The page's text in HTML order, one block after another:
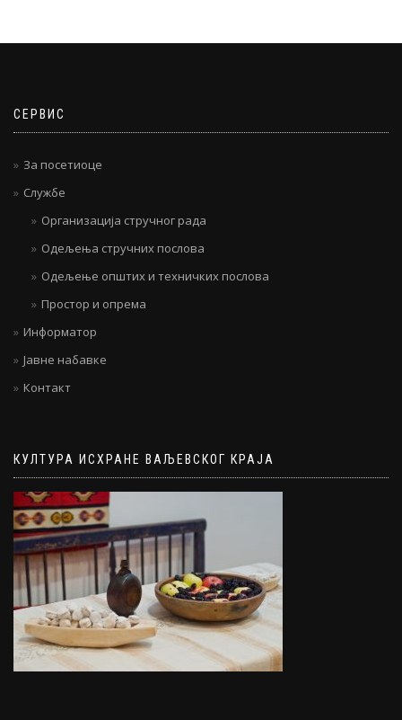
СЕРВИС
За посетиоце
Службе
Организација стручног рада
Одељења стручних послова
Одељење општих и техничких послова
Простор и опрема
Информатор
Јавне набавке
Контакт
КУЛТУРА ИСХРАНЕ ВАЉЕВСКОГ КРАЈА